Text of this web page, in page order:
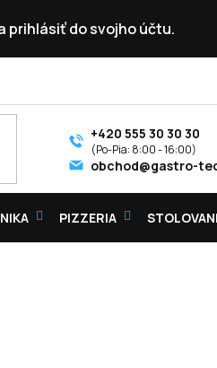
prihlásiť do svojho účtu.
+420 555 30 30 30
obchod@gastro-
PIZZERIA